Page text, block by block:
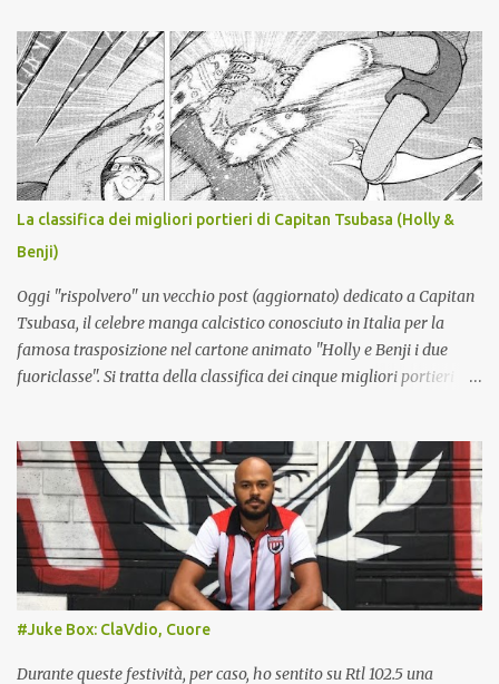
giocatori formati localmente: Bastoni, Barella, PROVEDEL. Lista
giocatori formati nel vivaio dell'Inter: Di Gennaro, Dimarco,
Esposito, Stankovic. Lista A: totale 25 giocatori (Mosconi lista B).
NAPOLI (4-3-3): Meret - X, Rrahmani, X (lista B), Spinazzola -
Anguissa, Lobotka, McTominay - Neres, Hojlund, Alisson. A disp.:
X (secondo portiere), Contini; Di Lorenzo, Beukema, Buongiorno,
MARIANUCCI*, RAFA MARIN, Olivera; Gilmour, De Bruyne,
Vergara; Politano, Lukaku, ZEBALLOS?. All.: ALLEGRI (nuovo).
*Lista B serie A Giocatori partenti: Milinkovic-Savic, Obaretin,
Mazzocchi, Cajuste, Folorunsho, Lindstrom...
La classifica dei migliori portieri di Capitan Tsubasa (Holly &
Benji)
Oggi "rispolvero" un vecchio post (aggiornato) dedicato a Capitan
Tsubasa, il celebre manga calcistico conosciuto in Italia per la
famosa trasposizione nel cartone animato "Holly e Benji i due
fuoriclasse". Si tratta della classifica dei cinque migliori portieri
storico portiere messicano Jorge Campos , famoso per le
variopinte divise sfoggiate tra i pali (che lui stesso disegnava) e per
il doppio ruolo che ricopriva. Giocò infatti diverse partite nel ruolo
di attaccante, segnando in carriera 38 reti. Espadas condivide
queste caratteristiche: con la differenza che, pure da portiere,
Espadas non disdegna incursioni offensive. Dà del filo da torcere al
Giappone nella sfida inaugurale del World Youth: pur non essendo
un portiere di corporatura robusta, ha una presa molto potente,
unita a una grande agilità. Si infortuna nel finale d...
#Juke Box: ClaVdio, Cuore
Durante queste festività, per caso, ho sentito su Rtl 102.5 una